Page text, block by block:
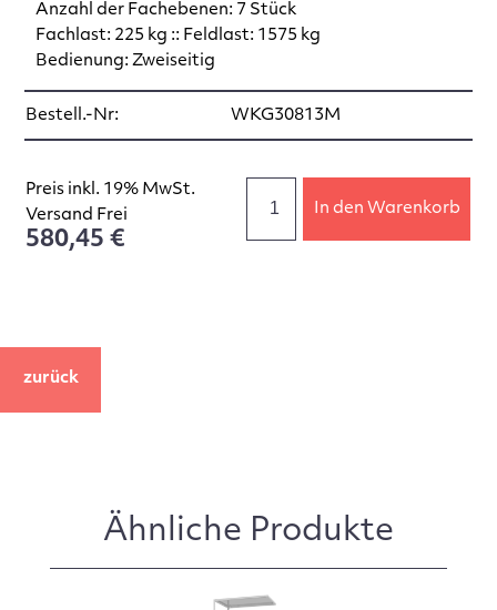
Anzahl der Fachebenen: 7 Stück
Fachlast: 225 kg :: Feldlast: 1575 kg
Bedienung: Zweiseitig
Bestell.-Nr: WKG30813M
Preis inkl. 19% MwSt.
Versand Frei
580,45 €
In den Warenkorb
zurück
Ähnliche Produkte